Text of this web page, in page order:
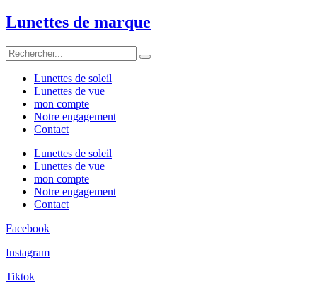
Lunettes de marque
Lunettes de soleil
Lunettes de vue
mon compte
Notre engagement
Contact
Lunettes de soleil
Lunettes de vue
mon compte
Notre engagement
Contact
Facebook
Instagram
Tiktok